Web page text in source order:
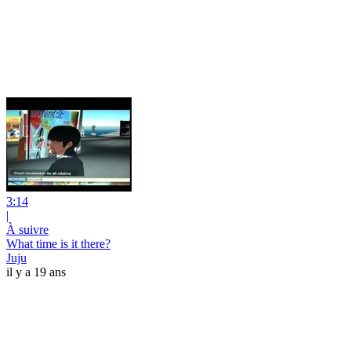
3:14
|
À suivre
What time is it there?
Juju
il y a 19 ans